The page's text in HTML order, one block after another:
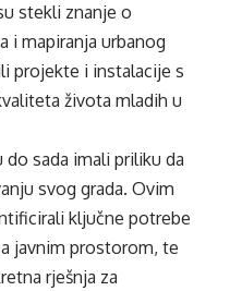
stekli znanje o
i mapiranja urbanog
projekte i instalacije s
života mladih u
do sada imali priliku da
svog grada. Ovim
ključne potrebe
javnim prostorom, te
rješnja za